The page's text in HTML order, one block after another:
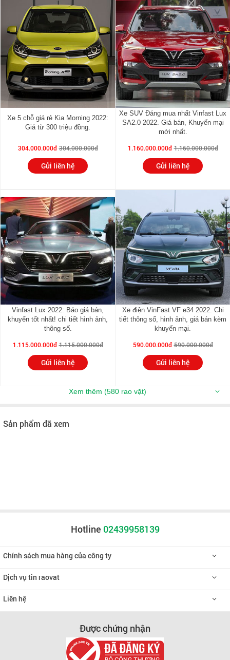
Xe 5 chỗ giá rẻ Kia Morning 2022:
Giá từ 300 triệu đồng.
304.000.000đ 304.000.000đ
Gửi liên hệ
Xe SUV Đáng mua nhất Vinfast Lux
SA2.0 2022. Giá bán, Khuyến mại
mới nhất.
1.160.000.000đ 1.160.000.000đ
Gửi liên hệ
Vinfast Lux 2022: Báo giá bán,
khuyến tốt nhất! chi tiết hình ảnh,
thông số.
1.115.000.000đ 1.115.000.000đ
Gửi liên hệ
Xe điện VinFast VF e34 2022. Chi
tiết thông số, hình ảnh, giá bán kèm
khuyến mại.
590.000.000đ 590.000.000đ
Gửi liên hệ
Xem thêm (580 rao vặt)
Sản phẩm đã xem
Hotline 02439958139
Chính sách mua hàng của công ty
Dịch vụ tin raovat
Liên hệ
Được chứng nhận